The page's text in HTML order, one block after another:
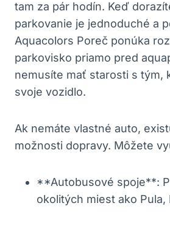
tam za pár hodín. Keď
parkovanie je jednoduché a
Aquacolors Poreč ponúka
parkovisko priamo pred
nemusíte mať starosti s tým,
svoje vozidlo.
Ak nemáte vlastné auto,
možnosti dopravy. Môžete
**Autobusové spoje**:
okolitých miest ako Pula,